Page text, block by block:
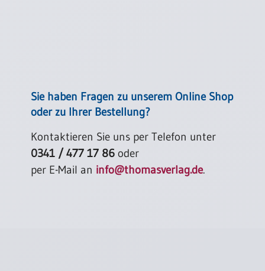
Sie haben Fragen zu unserem Online Shop
oder zu Ihrer Bestellung?
Kontaktieren Sie uns per Telefon unter
0341 / 477 17 86 oder
per E-Mail an info@thomasverlag.de.